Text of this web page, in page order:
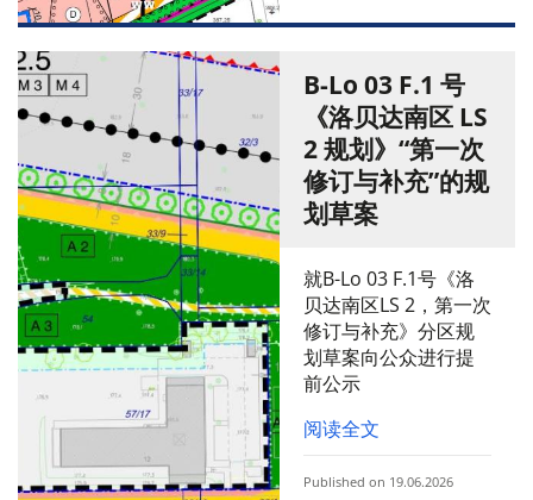
B-Lo 03 F.1 号
《洛贝达南区 LS
2 规划》“第一次
修订与补充”的规
划草案
就B-Lo 03 F.1号《洛
贝达南区LS 2，第一次
修订与补充》分区规
划草案向公众进行提
前公示
阅读全文
Published on 19.06.2026